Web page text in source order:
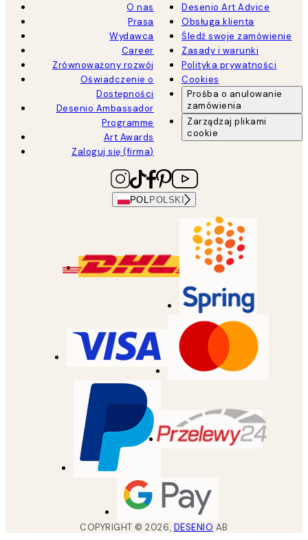
O nas
Prasa
Wydawca
Career
Zrównoważony rozwój
Oświadczenie o
Dostępności
Desenio Ambassador
Programme
Art Awards
Zaloguj się (firma)
Desenio Art Advice
Obsługa klienta
Śledź swoje zamówienie
Zasady i warunki
Polityka prywatności
Cookies
Prośba o anulowanie
zamówienia
Zarządzaj plikami
cookie
POL POLSKI
COPYRIGHT ©2026, DESENIO AB